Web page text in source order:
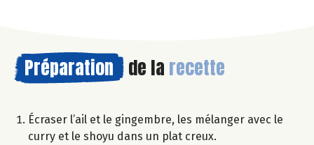
Préparation de la recette
Écraser l’ail et le gingembre, les mélanger avec le
curry et le shoyu dans un plat creux.